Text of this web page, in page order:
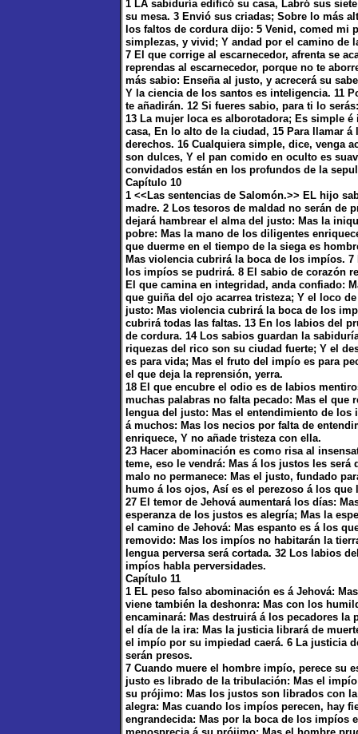
1 LA sabiduría edificó su casa, Labró sus
su mesa. 3 Envió sus criadas; Sobre lo más
los faltos de cordura dijo: 5 Venid, comed mi
simplezas, y vivid; Y andad por el camino de
7 El que corrige al escarnecedor, afrenta se
reprendas al escarnecedor, porque no te
más sabio: Enseña al justo, y acrecerá su
Y la ciencia de los santos es inteligencia. 11
te añadirán. 12 Si fueres sabio, para ti lo
13 La mujer loca es alborotadora; Es simple
casa, En lo alto de la ciudad, 15 Para llamar
derechos. 16 Cualquiera simple, dice, venga
son dulces, Y el pan comido en oculto es
convidados están en los profundos de la
Capítulo 10
1 <<Las sentencias de Salomón.>> EL hijo
madre. 2 Los tesoros de maldad no serán de
dejará hambrear el alma del justo: Mas la
pobre: Mas la mano de los diligentes
que duerme en el tiempo de la siega es
Mas violencia cubrirá la boca de los impíos.
los impíos se pudrirá. 8 El sabio de corazón
El que camina en integridad, anda confiado:
que guiña del ojo acarrea tristeza; Y el loco
justo: Mas violencia cubrirá la boca de los
cubrirá todas las faltas. 13 En los labios del
de cordura. 14 Los sabios guardan la
riquezas del rico son su ciudad fuerte; Y el
es para vida; Mas el fruto del impío es para
el que deja la reprensión, yerra.
18 El que encubre el odio es de labios
muchas palabras no falta pecado: Mas el que
lengua del justo: Mas el entendimiento de
á muchos: Mas los necios por falta de
enriquece, Y no añade tristeza con ella.
23 Hacer abominación es como risa al
teme, eso le vendrá: Mas á los justos les
malo no permanece: Mas el justo, fundado
humo á los ojos, Así es el perezoso á los que
27 El temor de Jehová aumentará los días:
esperanza de los justos es alegría; Mas la
el camino de Jehová: Mas espanto es á los
removido: Mas los impíos no habitarán la
lengua perversa será cortada. 32 Los labios
impíos habla perversidades.
Capítulo 11
1 EL peso falso abominación es á Jehová:
viene también la deshonra: Mas con los
encaminará: Mas destruirá á los pecadores la
el día de la ira: Mas la justicia librará de
el impío por su impiedad caerá. 6 La justicia
serán presos.
7 Cuando muere el hombre impío, perece su
justo es librado de la tribulación: Mas el
su prójimo: Mas los justos son librados con
alegra: Mas cuando los impíos perecen, hay
engrandecida: Mas por la boca de los impíos